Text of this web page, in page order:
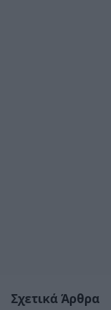
Σχετικά Άρθρα